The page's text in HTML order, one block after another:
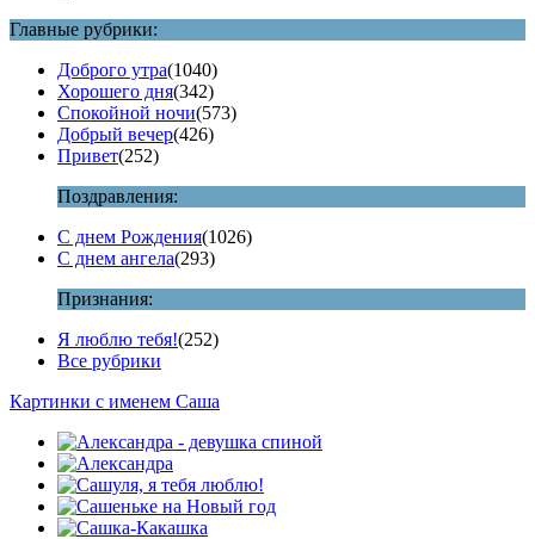
Главные рубрики:
Доброго утра(1040)
Хорошего дня(342)
Спокойной ночи(573)
Добрый вечер(426)
Привет(252)
Поздравления:
С днем Рождения(1026)
С днем ангела(293)
Признания:
Я люблю тебя!(252)
Все рубрики
Картинки с именем Саша